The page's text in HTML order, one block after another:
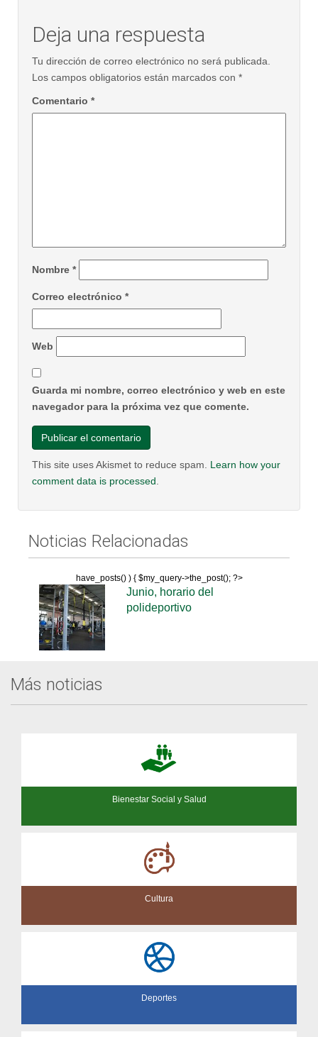
Deja una respuesta
Tu dirección de correo electrónico no será publicada.
Los campos obligatorios están marcados con *
Comentario *
Nombre *
Correo electrónico *
Web
Guarda mi nombre, correo electrónico y web en este
navegador para la próxima vez que comente.
This site uses Akismet to reduce spam. Learn how your
comment data is processed
Noticias Relacionadas
have_posts() ) { $my_query->the_post(); ?>
Junio, horario del
polideportivo
Más noticias
Bienestar Social y Salud
Cultura
Deportes